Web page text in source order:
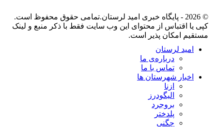
© 2026 - پایگاه خبری اميد لرستان.تمامی حقوق محفوظ است.
کپی یا اقتباس از محتوای این وب سایت فقط با ذکر منبع و لینک
مستقیم امکان پذیر است.
امید لرستان
درباره‌ی ما
تماس با ما
اخبار شهرستان ها
ازنا
الیگودرز
بروجرد
پلدختر
چگنی